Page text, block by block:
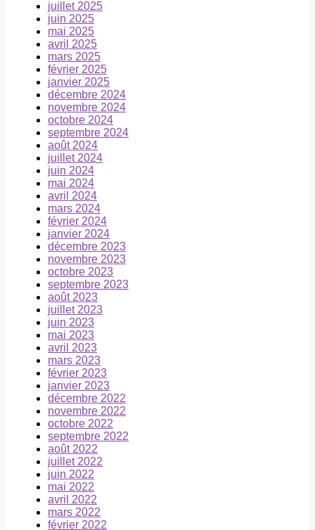
juillet 2025
juin 2025
mai 2025
avril 2025
mars 2025
février 2025
janvier 2025
décembre 2024
novembre 2024
octobre 2024
septembre 2024
août 2024
juillet 2024
juin 2024
mai 2024
avril 2024
mars 2024
février 2024
janvier 2024
décembre 2023
novembre 2023
octobre 2023
septembre 2023
août 2023
juillet 2023
juin 2023
mai 2023
avril 2023
mars 2023
février 2023
janvier 2023
décembre 2022
novembre 2022
octobre 2022
septembre 2022
août 2022
juillet 2022
juin 2022
mai 2022
avril 2022
mars 2022
février 2022